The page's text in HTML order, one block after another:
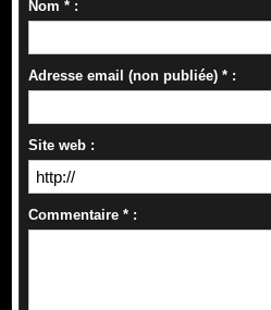
Nom * :
Adresse email (non publiée) * :
Site web :
Commentaire * :